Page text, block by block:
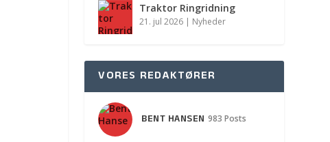
Traktor Ringridning
21. jul 2026 | Nyheder
VORES REDAKTØRER
BENT HANSEN 983 Posts